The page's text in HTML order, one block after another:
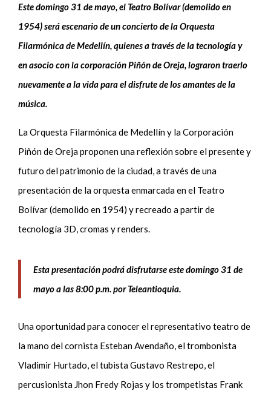
Este domingo 31 de mayo, el Teatro Bolívar (demolido en
1954) será escenario de un concierto de la Orquesta
Filarmónica de Medellín, quienes a través de la tecnología y
en asocio con la corporación Piñón de Oreja, lograron traerlo
nuevamente a la vida para el disfrute de los amantes de la
música.
La Orquesta Filarmónica de Medellín y la Corporación
Piñón de Oreja proponen una reflexión sobre el presente y
futuro del patrimonio de la ciudad, a través de una
presentación de la orquesta enmarcada en el Teatro
Bolívar (demolido en 1954) y recreado a partir de
tecnología 3D, cromas y renders.
Esta presentación podrá disfrutarse este domingo 31 de
mayo a las 8:00 p.m. por Teleantioquia.
Una oportunidad para conocer el representativo teatro de
la mano del cornista Esteban Avendaño, el trombonista
Vladimir Hurtado, el tubista Gustavo Restrepo, el
percusionista Jhon Fredy Rojas y los trompetistas Frank